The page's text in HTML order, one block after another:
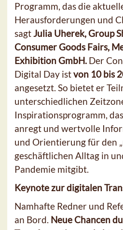
Programm, das die
Herausforderungen und
sagtJulia Uherek, Group
Consumer Goods Fairs,
Exhibition GmbH. Der
Digital Day istvon 10 bis
angesetzt. So bietet er
unterschiedlichen
Inspirationsprogramm,
anregt und wertvolle
und Orientierung für den
geschäftlichen Alltag in
Pandemie mitgibt.
Keynote zur digitalen
Namhafte Redner und
an Bord. Neue Chancen